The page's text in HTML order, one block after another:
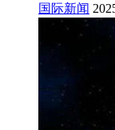
国际新闻